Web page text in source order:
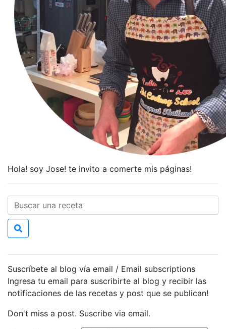
Hola! soy Jose! te invito a comerte mis páginas!
Suscríbete al blog vía email / Email subscriptions
Ingresa tu email para suscribirte al blog y recibir las
notificaciones de las recetas y post que se publican!
Don't miss a post. Suscribe via email.